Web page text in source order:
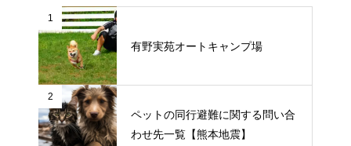
1
有野実苑オートキャンプ場
2
ペットの同行避難に関する問い合
わせ先一覧【熊本地震】